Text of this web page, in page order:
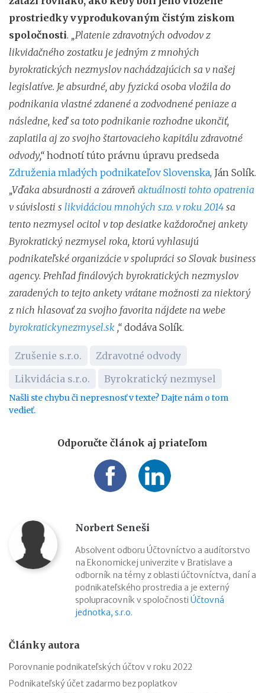
prostriedky vyprodukovaným čistým ziskom
spoločnosti. „Platenie zdravotných odvodov z
likvidačného zostatku je jedným z mnohých
byrokratických nezmyslov nachádzajúcich sa v našej
legislatíve. Je absurdné, aby fyzická osoba vložila do
podnikania vlastné zdanené a zodvodnené peniaze a
následne, keď sa toto podnikanie rozhodne ukončiť,
zaplatila aj zo svojho štartovacieho kapitálu zdravotné
odvody,“ hodnotí túto právnu úpravu predseda
Združenia mladých podnikateľov Slovenska, Ján Solík.
„Vďaka absurdnosti a zároveň aktuálnosti tohto opatrenia
v súvislosti s likvidáciou mnohých s.r.o. v roku 2014 sa
tento nezmysel ocitol v top desiatke každoročnej ankety
Byrokratický nezmysel roka, ktorú vyhlasujú
podnikateľské organizácie v spolupráci so Slovak business
agency. Prehľad finálových byrokratických nezmyslov
zaradených to tejto ankety vrátane možnosti za niektorý
z nich hlasovať za svojho favorita nájdete na webe
byrokratickynezmysel.sk ,“ dodáva Solík.
Zrušenie s.r.o.
Zdravotné odvody
Likvidácia s.r.o.
Byrokratický nezmysel
Našli ste chybu či nepresnosť v texte? Dajte nám o tom
vedieť.
Odporučte článok aj priateľom
Norbert Seneši
Absolvent odboru Účtovníctvo a audítorstvo
na Ekonomickej univerzite v Bratislave a
odborník na témy z oblasti účtovníctva, daní a
podnikateľského prostredia a je externý
spolupracovník v spoločnosti Účtovná
jednotka, s.r.o.
Články autora
Porovnanie podnikateľských účtov v roku 2022
Podnikateľský účet zadarmo bez poplatkov